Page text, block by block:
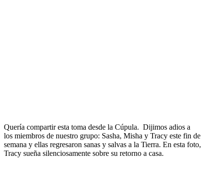
Quería compartir esta toma desde la Cúpula. Dijimos adios a
los miembros de nuestro grupo: Sasha, Misha y Tracy este fin de
semana y ellas regresaron sanas y salvas a la Tierra. En esta foto,
Tracy sueña silenciosamente sobre su retorno a casa.